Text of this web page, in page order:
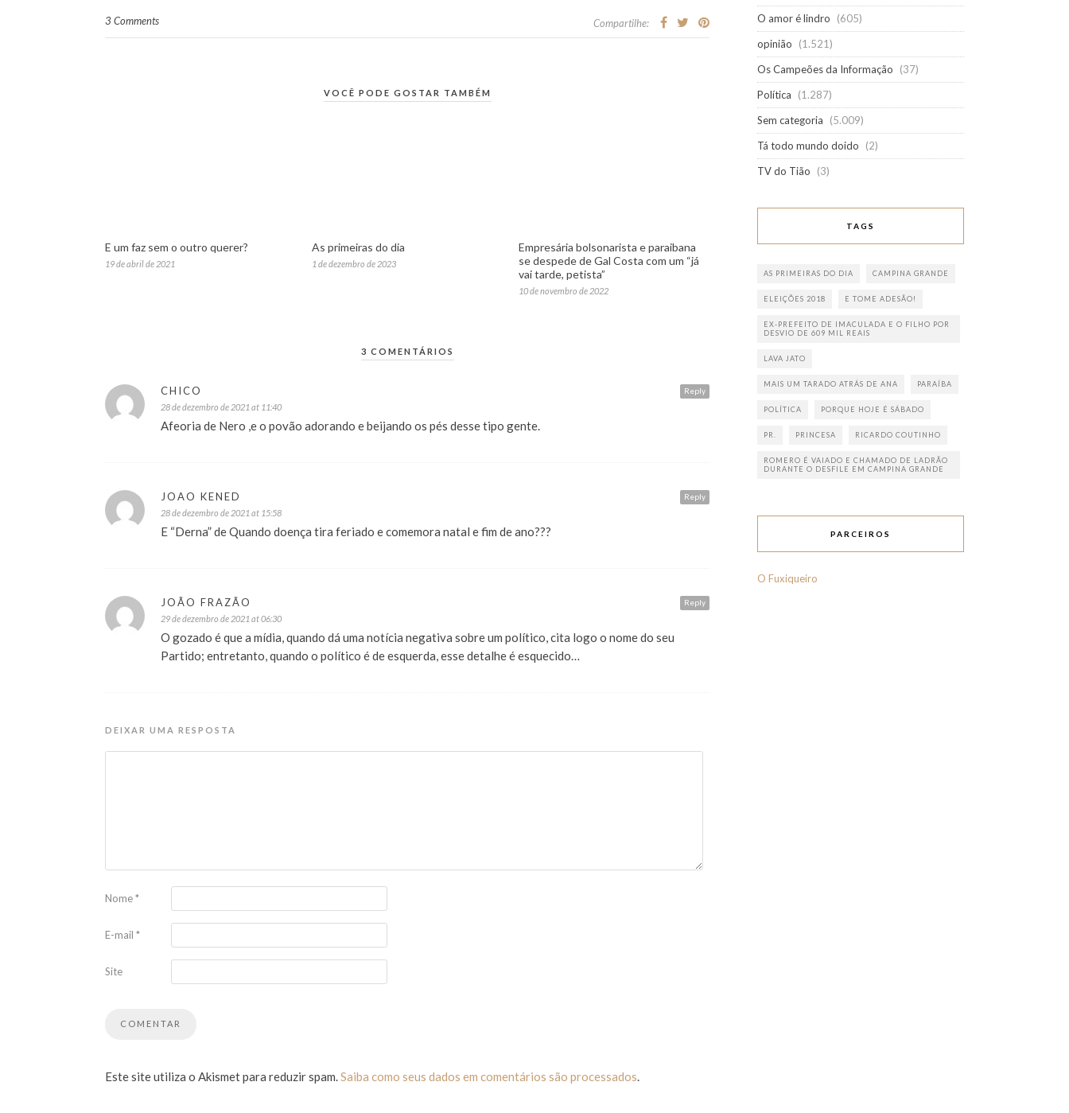
3 Comments Compartilhe:
VOCÊ PODE GOSTAR TAMBÉM
E um faz sem o outro querer?
19 de abril de 2021
As primeiras do dia
1 de dezembro de 2023
Empresária bolsonarista e paraibana
se despede de Gal Costa com um “já
vai tarde, petista”
10 de novembro de 2022
3 COMENTÁRIOS
Reply
CHICO
28 de dezembro de 2021 at 11:40
Afeoria de Nero ,e o povão adorando e beijando os pés desse tipo gente.
Reply
JOAO KENED
28 de dezembro de 2021 at 15:58
E “Derna” de Quando doença tira feriado e comemora natal e fim de ano???
Reply
JOÃO FRAZÃO
29 de dezembro de 2021 at 06:30
O gozado é que a mídia, quando dá uma notícia negativa sobre um político, cita logo o nome do seu
Partido; entretanto, quando o político é de esquerda, esse detalhe é esquecido…
DEIXAR UMA RESPOSTA
Nome*
E-mail *
Site
Este site utiliza o Akismet para reduzir spam.Saiba como seus dados em comentários são processados.
O amor é lindro
(605)
opinião
(1.521)
Os Campeões da Informação
(37)
Política
(1.287)
Sem categoria
(5.009)
Tá todo mundo doido
(2)
TV do Tião
(3)
TAGS
AS PRIMEIRAS DO DIA CAMPINA GRANDE
ELEIÇÕES 2018 E TOME ADESÃO!
EX-PREFEITO DE IMACULADA E O FILHO POR
DESVIO DE 609 MIL REAIS
LAVA JATO
MAIS UM TARADO ATRÁS DE ANA PARAÍBA
POLÍTICA PORQUE HOJE É SÁBADO
PR. PRINCESA RICARDO COUTINHO
ROMERO É VAIADO E CHAMADO DE LADRÃO
DURANTE O DESFILE EM CAMPINA GRANDE
PARCEIROS
O Fuxiqueiro